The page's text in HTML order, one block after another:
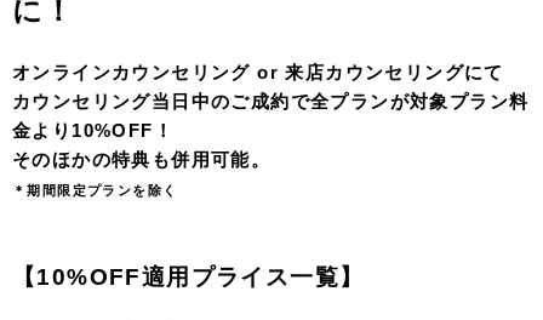
に！
オンラインカウンセリング or 来店カウンセリングにて
カウンセリング当日中のご成約で全プランが対象プラン料
金より10%OFF！
そのほかの特典も併用可能。
＊期間限定プランを除く
【10%OFF適用プライス一覧】